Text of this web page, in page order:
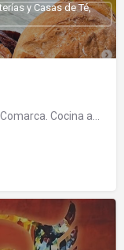
y Casas de Té,